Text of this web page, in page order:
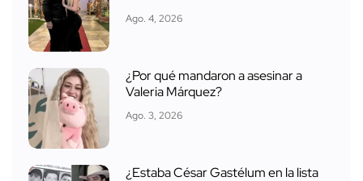
Ago. 4, 2026
¿Por qué mandaron a asesinar a
Valeria Márquez?
Ago. 3, 2026
¿Estaba César Gastélum en la lista